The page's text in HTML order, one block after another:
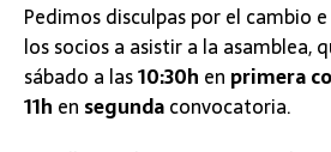
Pedimos disculpas por el cambio
los socios a asistir a la asamblea,
sábado a las10:30h en primera
11h en segundaconvocatoria.